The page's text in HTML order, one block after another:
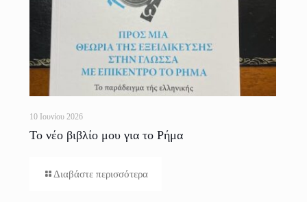
10 Ιουνίου 2026
Το νέο βιβλίο μου για το Ρήμα
Διαβάστε περισσότερα